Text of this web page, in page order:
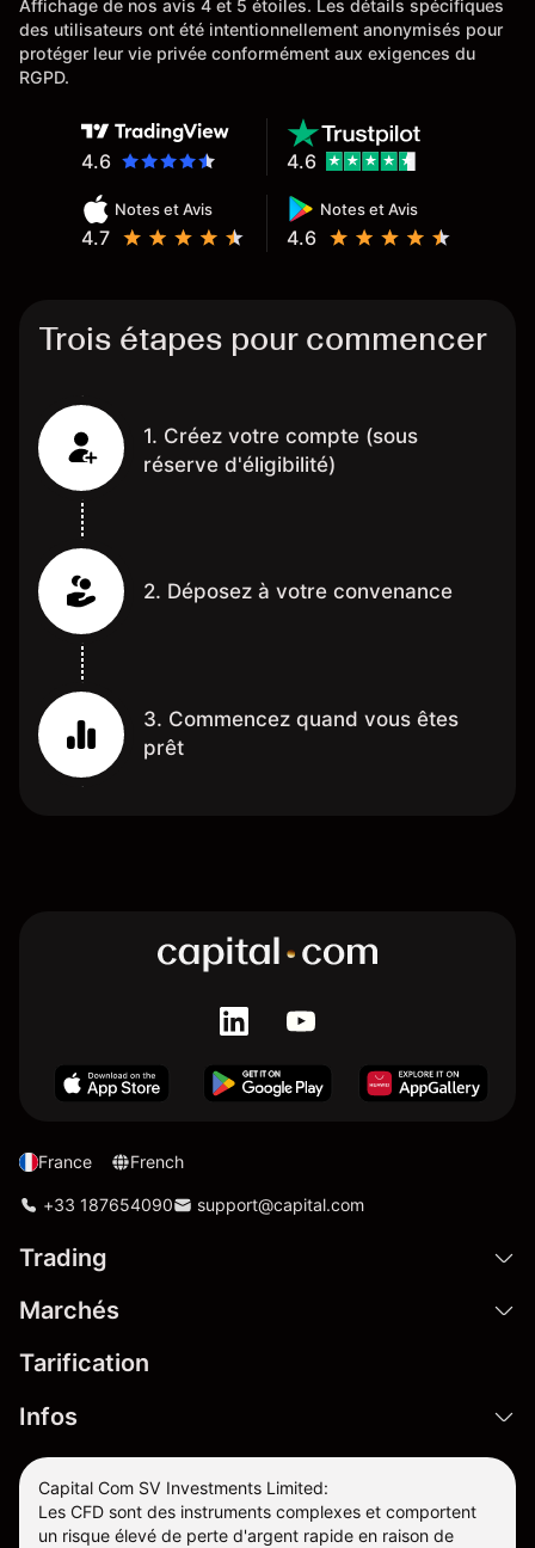
Affichage de nos avis 4 et 5 étoiles. Les détails spécifiques
des utilisateurs ont été intentionnellement anonymisés pour
protéger leur vie privée conformément aux exigences du
RGPD.
4.6
Notes et Avis
4.7
Notes et Avis
4.6
4.6
Trois étapes pour commencer
1. Créez votre compte (sous
réserve d'éligibilité)
2. Déposez à votre convenance
3. Commencez quand vous êtes
prêt
France French
+33 187654090 support@capital.com
Trading
Marchés
Tarification
Infos
Capital Com SV Investments Limited:
Les CFD sont des instruments complexes et comportent
un risque élevé de perte d'argent rapide en raison de